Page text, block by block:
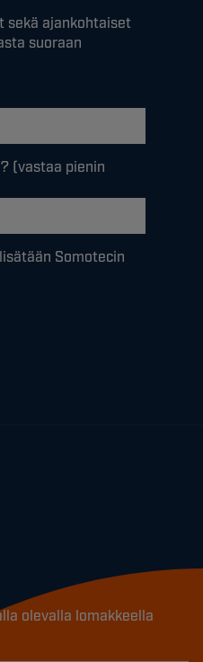
sekä ajankohtaiset
suoraan
(vastaa pienin
Somotecin
olevalla lomakkeella